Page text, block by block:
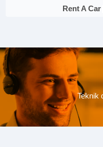
Rent A
Teknik